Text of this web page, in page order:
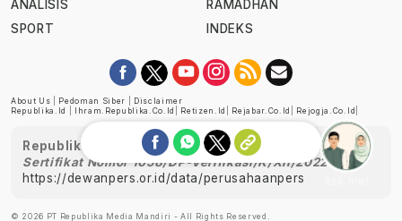
ANALISIS
SPORT
RAMADHAN
INDEKS
About Us Pedoman Siber
Disclaimer
Republika.id
Ihram.republika.co.id Retizen.id Rejabar.co.id Rejogja.co.id
Republika telah diverifikasi oleh Dewan Pers
Sertifikat Nomor 1058/DP-Verifikasi/K/XII/2022
https://dewanpers.or.id/data/perusahaanpers
© 2026 PT Republika Media Mandiri - All Rights Reserved.